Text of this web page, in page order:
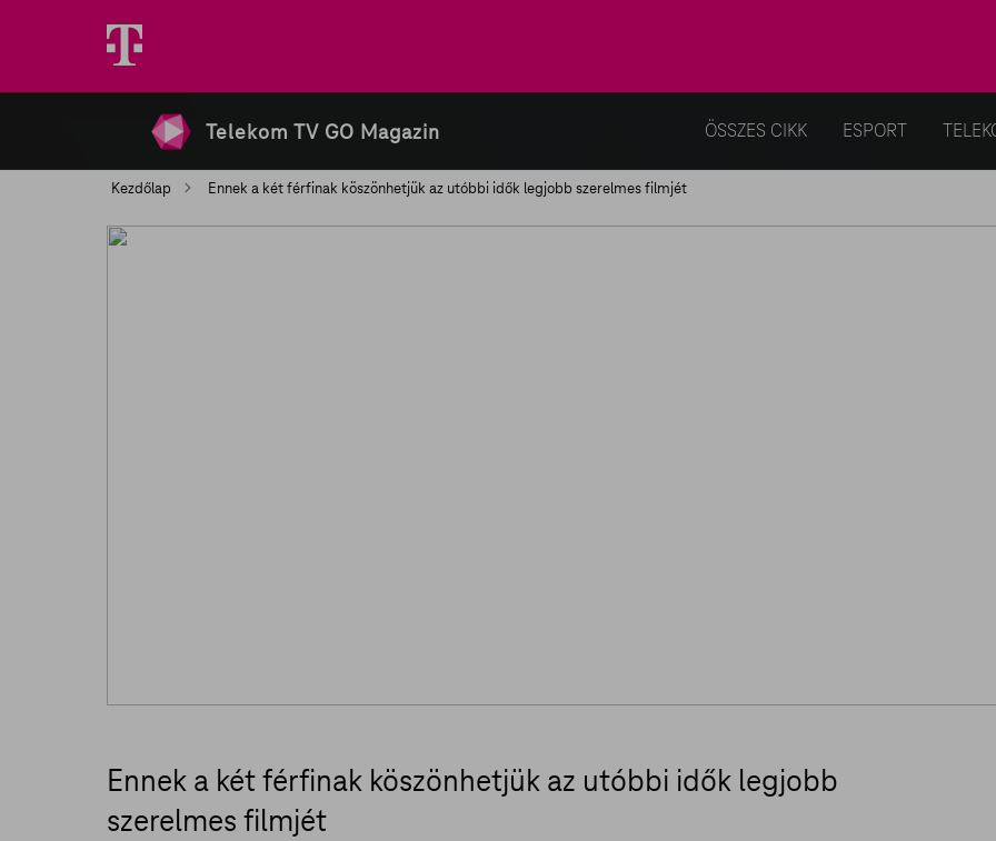
Telekom TV GO Magazin ÖSSZES CIKK ESPORT
Kezdőlap Ennek a két férfinak köszönhetjük az utóbbi idők legjobb szerelmes filmjét
Ennek a két férfinak köszönhetjük az utóbbi idők legjobb
szerelmes filmjét